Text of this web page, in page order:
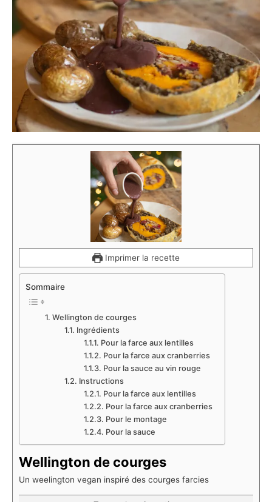
Imprimer la recette
Sommaire
Wellington de courges
Ingrédients
Pour la farce aux lentilles
Pour la farce aux cranberries
Pour la sauce au vin rouge
Instructions
Pour la farce aux lentilles
Pour la farce aux cranberries
Pour le montage
Pour la sauce
Wellington de courges
Un weelington vegan inspiré des courges farcies